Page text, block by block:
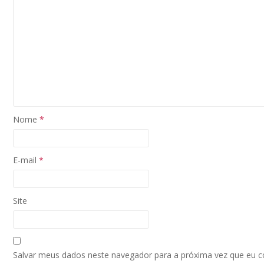
Nome *
E-mail *
Site
Salvar meus dados neste navegador para a próxima vez que eu